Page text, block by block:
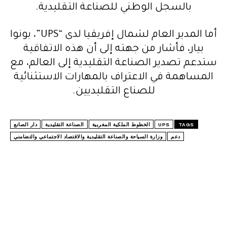
بالسجل الوطني للصناعة التقليدية.
أما المدير العام لشمال إفريقيا لدى “UPS”، بونوا
بيار، فأشار من جهته إلى أن هذه الاتفاقية
ستدعم تصدير الصناعة التقليدية إلى العالم، مع
المساهمة في الاعتراف بالمهارات الاستثنائية
للصناع التقليديين.
TAGS
UPS الخطوط الملكية المغربية الصناعة التقليدية دار الصانع
دعم وزارة السياحة والصناعة التقليدية والاقتصاد الاجتماعي والتضامني